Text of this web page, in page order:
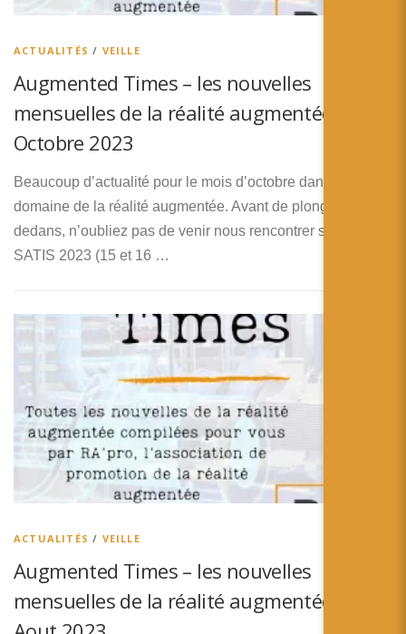
Español
ACTUALITÉS / VEILLE
Augmented Times – les nouvelles
mensuelles de la réalité augmentée –
Octobre 2023
Beaucoup d’actualité pour le mois d’octobre dans le
domaine de la réalité augmentée. Avant de plonger
dedans, n’oubliez pas de venir nous rencontrer sur le
SATIS 2023 (15 et 16 …
ACTUALITÉS / VEILLE
Augmented Times – les nouvelles
mensuelles de la réalité augmentée –